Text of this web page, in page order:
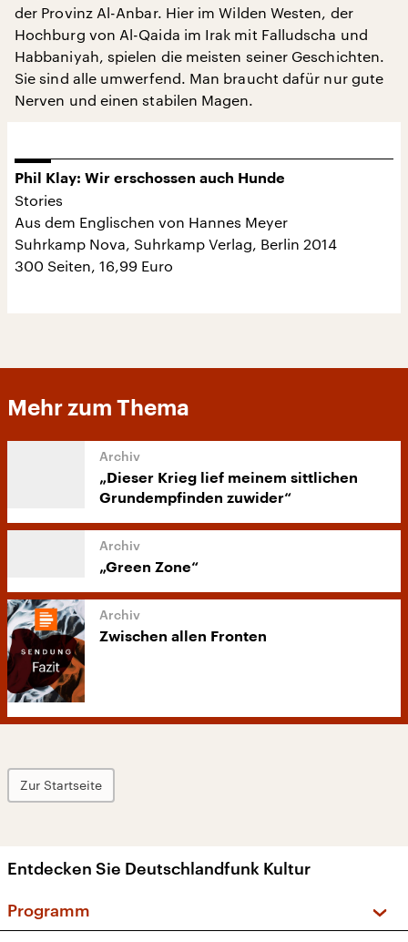
der Provinz Al-Anbar. Hier im Wilden Westen, der
Hochburg von Al-Qaida im Irak mit Falludscha und
Habbaniyah, spielen die meisten seiner Geschichten.
Sie sind alle umwerfend. Man braucht dafür nur gute
Nerven und einen stabilen Magen.
Phil Klay: Wir erschossen auch Hunde
Stories
Aus dem Englischen von Hannes Meyer
Suhrkamp Nova, Suhrkamp Verlag, Berlin 2014
300 Seiten, 16,99 Euro
Mehr zum Thema
„Dieser Krieg lief meinem sittlichen
Grundempfinden zuwider“
„Green Zone“
Zwischen allen Fronten
Zur Startseite
Entdecken Sie Deutschlandfunk Kultur
Programm